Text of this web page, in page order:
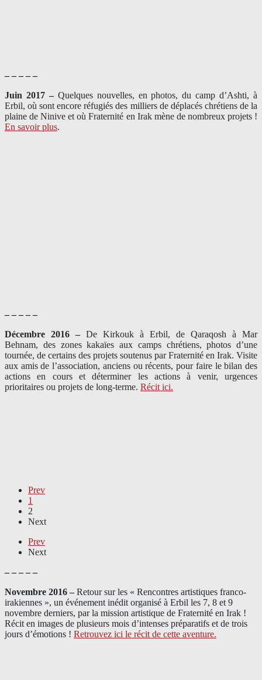
– – – – –
Juin 2017 – Quelques nouvelles, en photos, du camp d’Ashti, à
Erbil, où sont encore réfugiés des milliers de déplacés chrétiens de la
plaine de Ninive et où Fraternité en Irak mène de nombreux projets !
En savoir plus.
– – – – –
Décembre 2016 – De Kirkouk à Erbil, de Qaraqosh à Mar
Behnam, des zones kakaïes aux camps chrétiens, photos d’une
tournée, de certains des projets soutenus par Fraternité en Irak. Visite
aux amis de l’association, anciens ou récents, pour faire le bilan des
actions en cours et déterminer les actions à venir, urgences
prioritaires ou projets de long-terme. Récit ici.
Prev
1
2
Next
Prev
Next
– – – – –
Novembre 2016 – Retour sur les « Rencontres artistiques franco-
irakiennes », un événement inédit organisé à Erbil les 7, 8 et 9
novembre derniers, par la mission artistique de Fraternité en Irak !
Récit en images de plusieurs mois d’intenses préparatifs et de trois
jours d’émotions ! Retrouvez ici le récit de cette aventure.